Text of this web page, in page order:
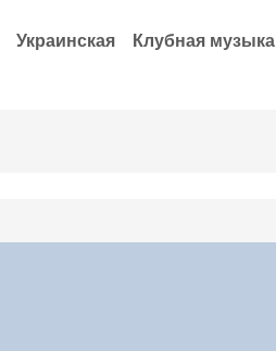
Украинская Клубная музыка